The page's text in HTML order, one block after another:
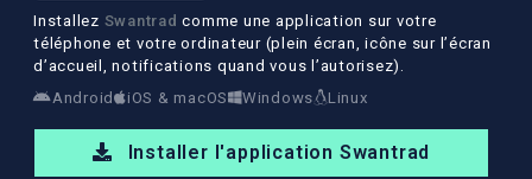
Installez Swantrad comme une application sur votre
téléphone et votre ordinateur (plein écran, icône sur l’écran
d’accueil, notifications quand vous l’autorisez).
Android
iOS & macOS Windows Linux
Installer l'application Swantrad